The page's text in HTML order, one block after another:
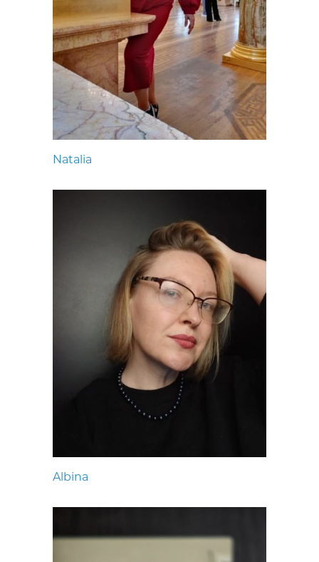
Natalia
Albina